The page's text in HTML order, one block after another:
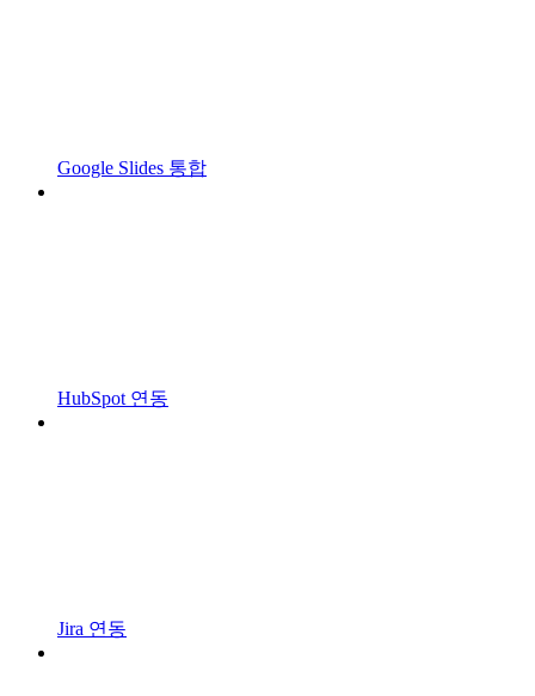
Google Slides 통합
HubSpot 연동
Jira 연동